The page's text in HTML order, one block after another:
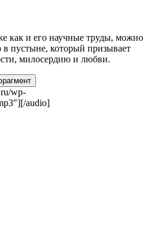
как и его научные труды, можно
пустыне, который призывает
милосердию и любви.
wp-
audio]